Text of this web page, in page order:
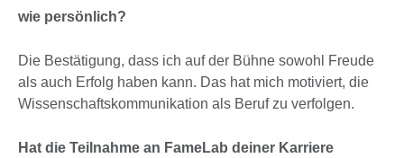
wie persönlich?
Die Bestätigung, dass ich auf der Bühne sowohl Freude
als auch Erfolg haben kann. Das hat mich motiviert, die
Wissenschaftskommunikation als Beruf zu verfolgen.
Hat die Teilnahme an FameLab deiner Karriere